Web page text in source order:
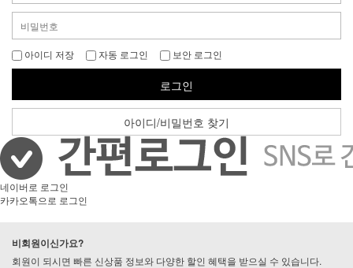
아이디 저장 자동 로그인 보안 로그인
로그인
아이디/비밀번호 찾기
네이버로 로그인
카카오톡으로 로그인
비회원이신가요?
회원이 되시면 빠른 신상품 정보와 다양한 할인 혜택을 받으실 수 있습니다.